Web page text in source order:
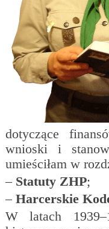
dotyczące
wnioski i
umieściłam w
– Statuty ZHP;
– Harcerskie
W latach